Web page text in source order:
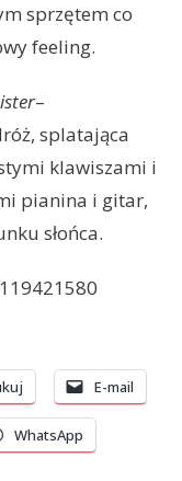
sprzętem co
feeling.
–
splatająca
klawiszami i
pianina i gitar,
słońca.
E-mail
WhatsApp